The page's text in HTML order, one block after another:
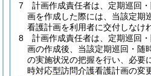
7
計画作成責任者は、定期巡回
画を作成した際には、当該定期
看護計画を利用者に交付しなけ
8
計画作成責任者は、定期巡回
画の作成後、当該定期巡回・随
の実施状況の把握を行い、必要
時対応型訪問介護看護計画の変